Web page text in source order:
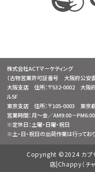
株式会社ACTマーケティング
（古物営業許可証番号 大阪府公安
大阪支店 住所：〒532-0002 大阪府
ル5F
東京支店 住所：〒105-0003 東京
営業時間：月～金／AM9:00－
※定休日：土曜・日曜・祝日
※土・日・祝日の出荷作業は行ってお
Copyright ©2024 カプセ
店|Chappy（チ